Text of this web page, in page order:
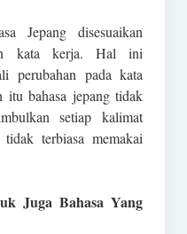
Jepang disesuaikan
kata kerja. Hal ini
perubahan pada kata
itu bahasa jepang tidak
setiap kalimat
terbiasa memakai
Juga Bahasa Yang